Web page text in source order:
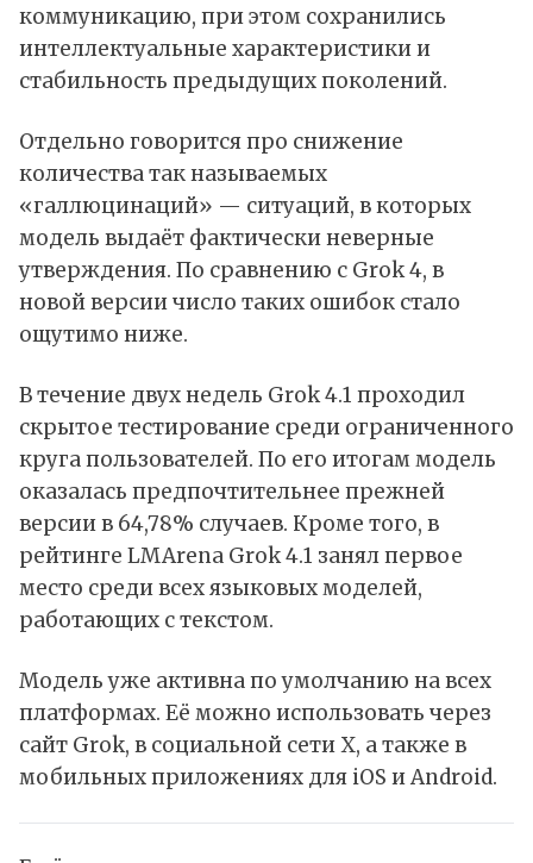
коммуникацию, при этом сохранились
интеллектуальные характеристики и
стабильность предыдущих поколений.
Отдельно говорится про снижение
количества так называемых
«галлюцинаций» — ситуаций, в которых
модель выдаёт фактически неверные
утверждения. По сравнению с Grok 4, в
новой версии число таких ошибок стало
ощутимо ниже.
В течение двух недель Grok 4.1 проходил
скрытое тестирование среди ограниченного
круга пользователей. По его итогам модель
оказалась предпочтительнее прежней
версии в 64,78% случаев. Кроме того, в
рейтинге LMArena Grok 4.1 занял первое
место среди всех языковых моделей,
работающих с текстом.
Модель уже активна по умолчанию на всех
платформах. Её можно использовать через
сайт Grok, в социальной сети X, а также в
мобильных приложениях для iOS и Android.